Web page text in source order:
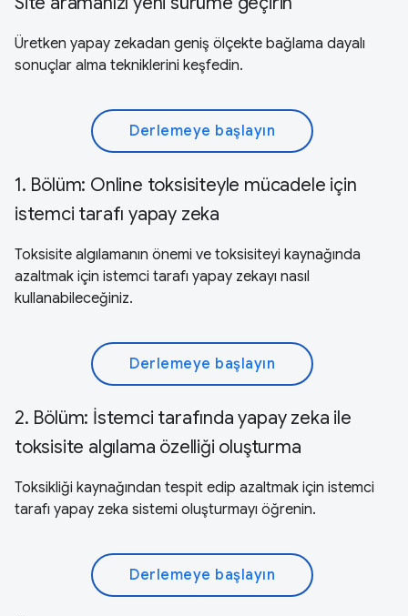
Üretken yapay zekadan geniş ölçekte bağlama dayalı
sonuçlar alma tekniklerini keşfedin.
Derlemeye başlayın
1. Bölüm: Online toksisiteyle mücadele için
istemci tarafı yapay zeka
Toksisite algılamanın önemi ve toksisiteyi kaynağında
azaltmak için istemci tarafı yapay zekayı nasıl
kullanabileceğiniz.
Derlemeye başlayın
2. Bölüm: İstemci tarafında yapay zeka ile
toksisite algılama özelliği oluşturma
Toksikliği kaynağından tespit edip azaltmak için istemci
tarafı yapay zeka sistemi oluşturmayı öğrenin.
Derlemeye başlayın